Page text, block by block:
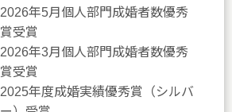
2026年5月個人部門成婚者数優秀
賞受賞
2026年3月個人部門成婚者数優秀
賞受賞
2025年度成婚実績優秀賞（シルバ